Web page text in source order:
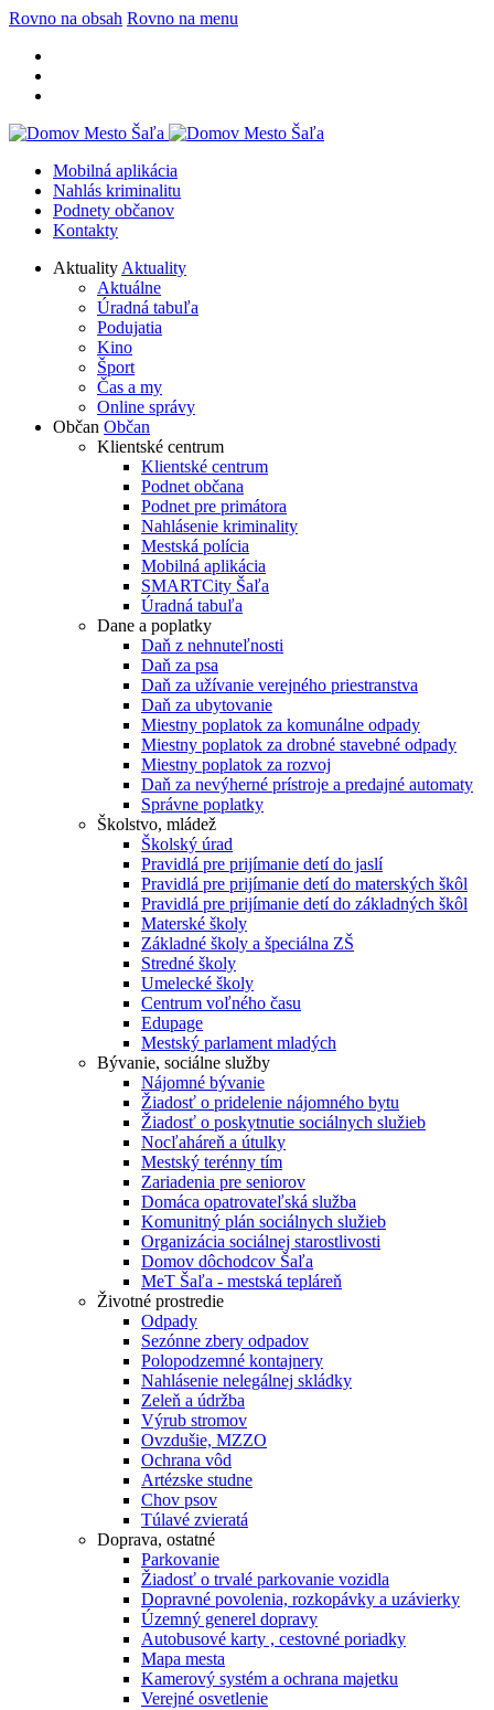
Rovno na obsah Rovno na menu
Mobilná aplikácia
Nahlás kriminalitu
Podnety občanov
Kontakty
Aktuality Aktuality
Aktuálne
Úradná tabuľa
Podujatia
Kino
Šport
Čas a my
Online správy
Občan Občan
Klientské centrum
Klientské centrum
Podnet občana
Podnet pre primátora
Nahlásenie kriminality
Mestská polícia
Mobilná aplikácia
SMARTCity Šaľa
Úradná tabuľa
Dane a poplatky
Daň z nehnuteľnosti
Daň za psa
Daň za užívanie verejného priestranstva
Daň za ubytovanie
Miestny poplatok za komunálne odpady
Miestny poplatok za drobné stavebné odpady
Miestny poplatok za rozvoj
Daň za nevýherné prístroje a predajné automaty
Správne poplatky
Školstvo, mládež
Školský úrad
Pravidlá pre prijímanie detí do jaslí
Pravidlá pre prijímanie detí do materských škôl
Pravidlá pre prijímanie detí do základných škôl
Materské školy
Základné školy a špeciálna ZŠ
Stredné školy
Umelecké školy
Centrum voľného času
Edupage
Mestský parlament mladých
Bývanie, sociálne služby
Nájomné bývanie
Žiadosť o pridelenie nájomného bytu
Žiadosť o poskytnutie sociálnych služieb
Nocľaháreň a útulky
Mestský terénny tím
Zariadenia pre seniorov
Domáca opatrovateľská služba
Komunitný plán sociálnych služieb
Organizácia sociálnej starostlivosti
Domov dôchodcov Šaľa
MeT Šaľa - mestská tepláreň
Životné prostredie
Odpady
Sezónne zbery odpadov
Polopodzemné kontajnery
Nahlásenie nelegálnej skládky
Zeleň a údržba
Výrub stromov
Ovzdušie, MZZO
Ochrana vôd
Artézske studne
Chov psov
Túlavé zvieratá
Doprava, ostatné
Parkovanie
Žiadosť o trvalé parkovanie vozidla
Dopravné povolenia, rozkopávky a uzávierky
Územný generel dopravy
Autobusové karty , cestovné poriadky
Mapa mesta
Kamerový systém a ochrana majetku
Verejné osvetlenie